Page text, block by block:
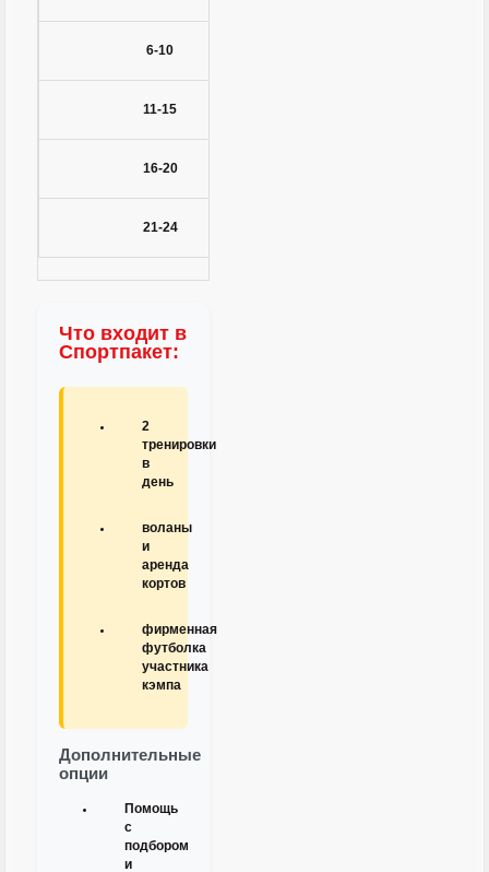
6-10
11-15
16-20
21-24
Что входит в
Спортпакет:
2
тренировки
в
день
воланы
и
аренда
кортов
фирменная
футболка
участника
кэмпа
Дополнительные
опции
Помощь
с
подбором
и